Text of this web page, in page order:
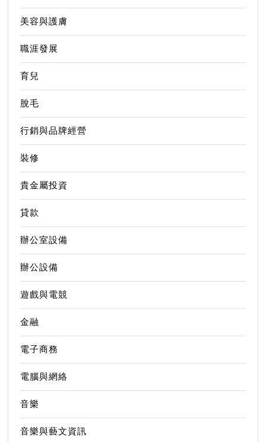
美容與護膚
職涯發展
育兒
脫毛
行銷與品牌經營
裝修
貴金屬投資
貸款
辦公室設備
辦公設備
遊戲與電競
金融
電子商務
電腦與網絡
音樂
音樂與藝文資訊